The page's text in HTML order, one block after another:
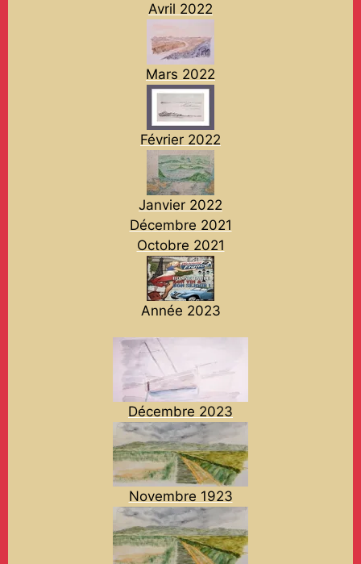
Avril 2022
Mars 2022
Février 2022
Janvier 2022
Décembre 2021
Octobre 2021
Année 2023
Décembre 2023
Novembre 1923